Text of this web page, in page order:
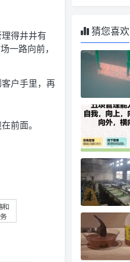
得井井有
一路向前，
户手里，再
前面。
猜您喜欢